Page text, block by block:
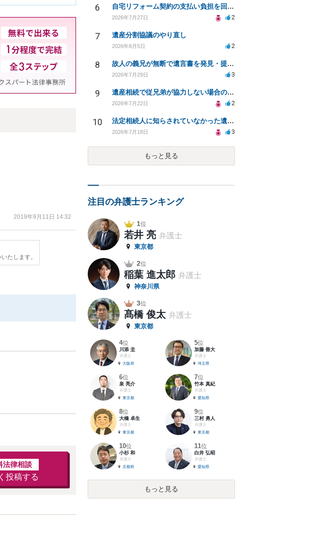
2019年9月11日 14:32
たします。
法律相談
投稿する
6 自宅リフォーム契約の支払い負担を回避する方法は？
2026年7月27日 2
7 遺産分割協議のやり直し
2026年8月5日 2
8 故人の義兄が無断で遺言書を発見・提出、法的対処法は？
2026年7月29日 3
9 遺産相続で従兄弟が協力しない場合の対処法は？
2026年7月22日 2
10 法定相続人に知らされていなかった遺言と遺産分割
2026年7月18日 3
もっと見る
注目の弁護士ランキング
1位
若井 亮 弁護士
東京都
2位
稲葉 進太郎 弁護士
神奈川県
3位
髙橋 俊太 弁護士
東京都
4位
川添 圭
弁護士
大阪府
5位
加藤 善大
弁護士
埼玉県
6位
泉 亮介
弁護士
東京都
7位
竹本 真紀
弁護士
愛知県
8位
大橋 卓生
弁護士
東京都
9位
三村 勇人
弁護士
東京都
10位
小杉 和
弁護士
京都府
11位
白井 弘昭
弁護士
愛知県
もっと見る